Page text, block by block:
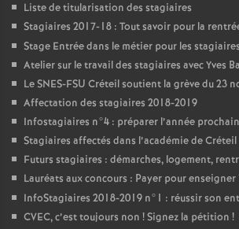
Liste de titularisation des stagiaires
Stagiaires 2017-18 : Tout savoir pour la
Stage Entrée dans le métier pour les
Atelier sur le travail des stagiaires avec Yves
LeSNES-FSU Créteil soutient la grève du 23
Affectation des stagiaires 2018-2019
Infostagiaires n°4 : préparer l’année
Stagiaires affectés dans l’académie de
Futurs stagiaires : démarches, logement,
Lauréats aux concours : Payer pour enseigner
InfoStagiaires 2018-2019 n°1 : réussir son
CVEC, c’est toujours non ! Signez la pétition !